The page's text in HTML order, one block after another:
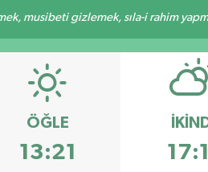
musibeti gizlemek, sıla-i rahim
ÖĞLE
13:21